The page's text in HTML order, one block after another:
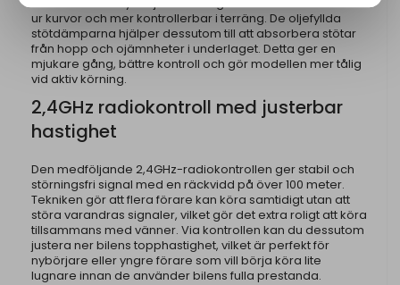
ur kurvor och mer kontrollerbar i terräng. De oljefyllda
stötdämparna hjälper dessutom till att absorbera stötar
från hopp och ojämnheter i underlaget. Detta ger en
mjukare gång, bättre kontroll och gör modellen mer tålig
vid aktiv körning.
2,4GHz radiokontroll med justerbar
hastighet
Den medföljande 2,4GHz-radiokontrollen ger stabil och
störningsfri signal med en räckvidd på över 100 meter.
Tekniken gör att flera förare kan köra samtidigt utan att
störa varandras signaler, vilket gör det extra roligt att köra
tillsammans med vänner. Via kontrollen kan du dessutom
justera ner bilens topphastighet, vilket är perfekt för
nybörjare eller yngre förare som vill börja köra lite
lugnare innan de använder bilens fulla prestanda.